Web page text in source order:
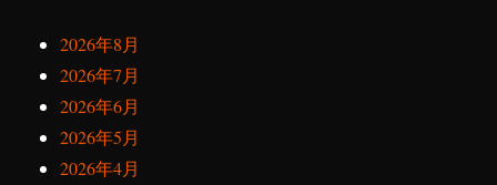
2026年8月
2026年7月
2026年6月
2026年5月
2026年4月